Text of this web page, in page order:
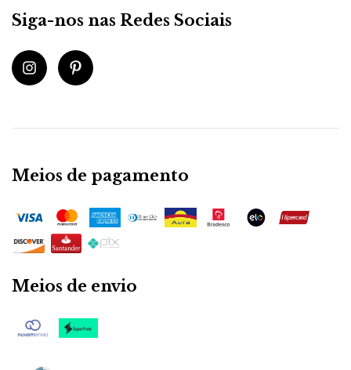
Siga-nos nas Redes Sociais
Meios de pagamento
Meios de envio